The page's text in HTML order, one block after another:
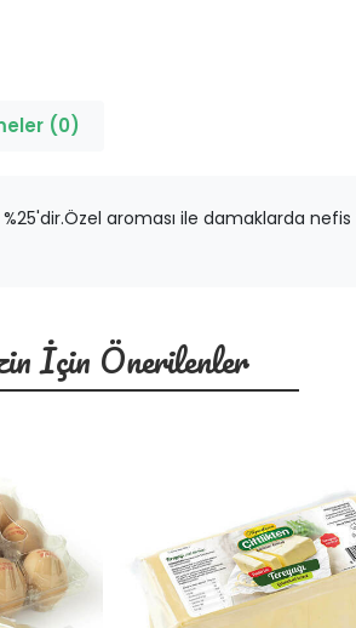
(0)
aroması ile damaklarda nefis
İçin Önerilenler